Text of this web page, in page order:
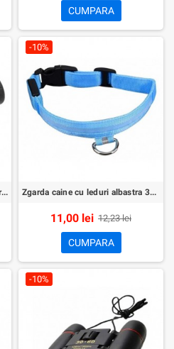
CUMPARA
Conector cu garnitura teava picurare 16mmxPiulita
-10%
Zgarda caine cu leduri albastra 32-37cm
11,00 lei 12,23 lei
CUMPARA
-10%